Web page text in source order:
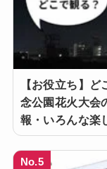
【お役立ち】
念公園花火大会
報・いろんな楽
No.5